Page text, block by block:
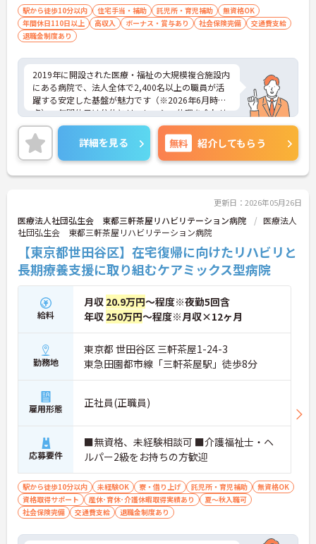
駅から徒歩10分以内 住宅手当・補助 託児所・育児補助
無資格OK
年間休日110日以上
高収入 ボーナス・賞与あり 社会保険完備
交通費支給
退職金制度あり
2019年に開設された医療・福祉の大規模複合施設内
にある病院で、法人全体で2,400名以上の職員が活
躍する安定した基盤が魅力です（※2026年6月時
点）。年間休日は公休とリフレッシュ休暇を合わせ
て127日と非常に多く、月平均の残業時間も1時間程
度と少ないため、仕事とプライベートをしっかりと
両立させながら無理のないペースで勤務できます。
給与面では各種手当に加えて賞与の支給実績があ
り、住宅手当や扶養手当のサポートも受けられま
員食堂や売店も備わっており、日々の業務だけでな
く生活面から職員を支える設備が充実している点も
大きな強みです。
★おすすめPOINT★
【年間休日122日で無理のないペースで働けます】
・公休122日に加えてリフレッシュ休暇が5日付与さ
れ、しっかりと体を休めることができます
・月平均の時間外労働が1時間程度と少なく、退勤
後のプライベートな時間も大切にできる環境です
ます】
・時短勤務等子育てと仕事を両立できる体制が用意
されています
・住宅手当や扶養手当の支給に加えて、ワンコイン
程度で利用できる職員食堂や売店も完備されていま
す
【充実した手当や賞与により安定した収入アップが
期待できます】
給に加えて、賞与の支給実績もあります
・昇給制度も整っており、長く働き続けることで着
実なステップアップを描ける環境です
詳細を見る 無料 紹介してもらう
更新日：2026年05月26日
医療法人社団弘生会 東都三軒茶屋リハビリテーション病院
医療法人
社団弘生会 東都三軒茶屋リハビリテーション病院
【東京都世田谷区】在宅復帰に向けたリハビリと
長期療養支援に取り組むケアミックス型病院
給料
月収 20.9万円～程度※夜勤5回含
年収 250万円～程度※月収×12ヶ月
勤務地
東京都 世田谷区 三軒茶屋1-24-3
東急田園都市線「三軒茶屋駅」徒歩8分
雇用形態 正社員(正職員)
応募要件
■無資格、未経験相談可 ■介護福祉士・ヘ
ルパー2級をお持ちの方歓迎
駅から徒歩10分以内 未経験OK 寮・借り上げ 託児所・育児補助
無資格OK
資格取得サポート
産休･育休･介護休暇取得実績あり
夏～秋入職可
社会保険完備
交通費支給 退職金制度あり